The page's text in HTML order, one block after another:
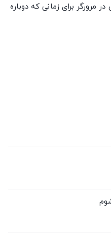
مرورگر برای زمانی که دوباره